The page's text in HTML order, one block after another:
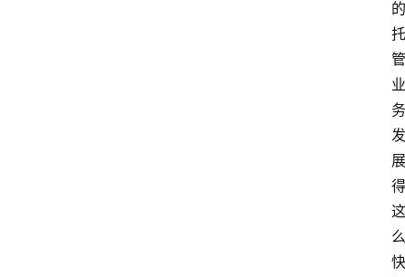
的
托
管
业
务
发
展
得
这
么
快